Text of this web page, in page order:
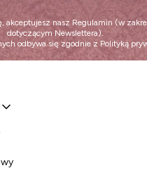
akceptujesz nasz Regulamin (w
dotyczącym Newslettera).
odbywa się zgodnie z Polityką